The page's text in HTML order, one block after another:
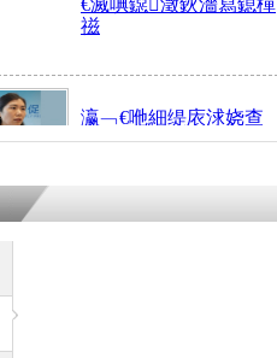
€滅唺鐚澂鈥濇寫鎴樿
禌
瀛﹁€咃細缇庡浗娆查
€间笢鍗椾簹涓庝腑鍥
瘑灞€